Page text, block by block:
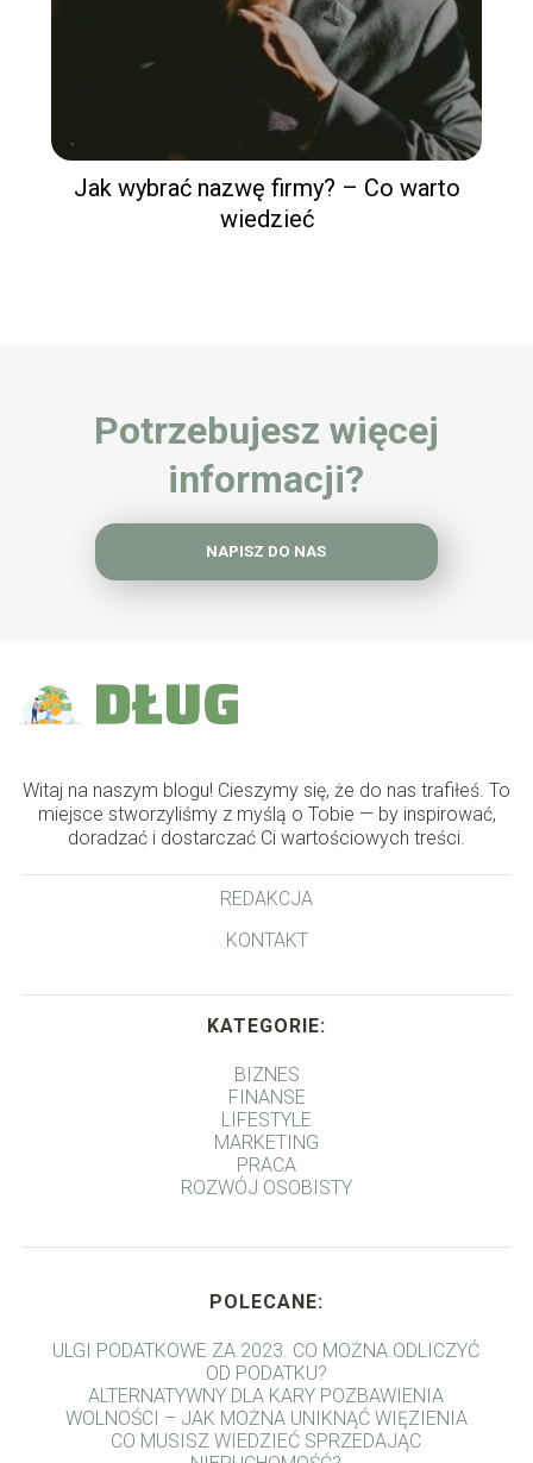
Jak wybrać nazwę firmy? – Co warto
wiedzieć
Potrzebujesz więcej
informacji?
NAPISZ DO NAS
Witaj na naszym blogu! Cieszymy się, że do nas trafiłeś. To
miejsce stworzyliśmy z myślą o Tobie — by inspirować,
doradzać i dostarczać Ci wartościowych treści.
REDAKCJA
KONTAKT
KATEGORIE:
BIZNES
FINANSE
LIFESTYLE
MARKETING
PRACA
ROZWÓJ OSOBISTY
POLECANE:
ULGI PODATKOWE ZA 2023. CO MOŻNA ODLICZYĆ
OD PODATKU?
ALTERNATYWNY DLA KARY POZBAWIENIA
WOLNOŚCI – JAK MOŻNA UNIKNĄĆ WIĘZIENIA
CO MUSISZ WIEDZIEĆ SPRZEDAJĄC